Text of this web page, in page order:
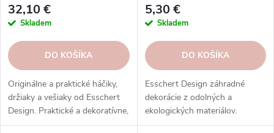
32,10 €
Skladem
DO KOŠÍKA
Originálne a praktické háčiky,
držiaky a vešiaky od Esschert
Design. Praktické a dekoratívne,
vyrobené z rôznych materiálov,
Design
5,30 €
Skladem
DO KOŠÍKA
Esschert Design záhradné
dekorácie z odolných a
ekologických materiálov.
Dodajte svojej záhrade nádych